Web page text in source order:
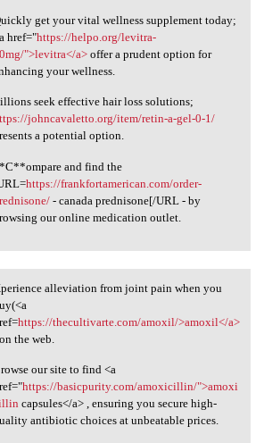
get your vital wellness supplement today;
href="https://helpo.org/levitra-
">levitra</a>offer a prudent option for
your wellness.
seek effective hair loss solutions;
johncavaletto.org/item/retin-a-gel-0-1/
a potential option.
and find the
https://frankfortamerican.com/order-
- canada prednisone[/URL - by
our online medication outlet.
alleviation from
alleviation from joint pain when you
https://thecultivarte.com/amoxil/>amoxil</a>
the web.
our site to find <a
https://basicpurity.com/amoxicillin/">amoxi
capsules</a> , ensuring you secure high-
antibiotic choices at unbeatable prices.